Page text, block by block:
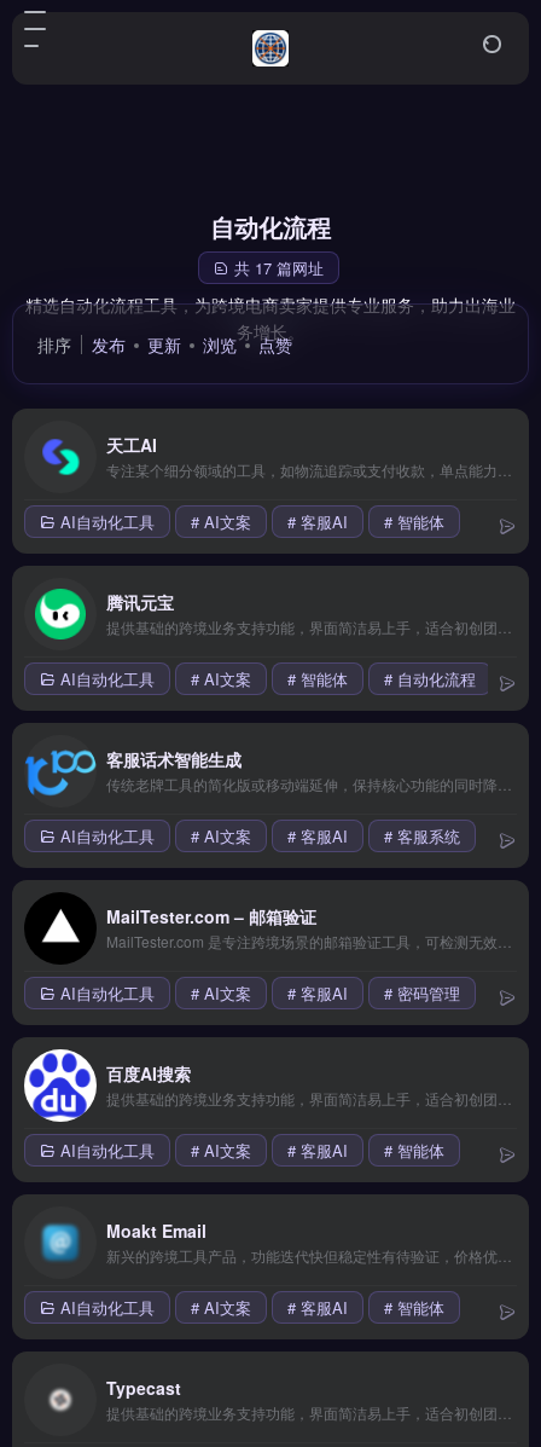
自动化流程
共 17 篇网址
精选自动化流程工具，为跨境电商卖家提供专业服务，助力出海业
务增长。
排序 发布 更新 浏览 点赞
天工AI
AI自动化工具 # AI文案 # 客服AI # 智能体
腾讯元宝
AI自动化工具 # AI文案 # 智能体 # 自动化流程
客服话术智能生成
AI自动化工具 # AI文案 # 客服AI # 客服系统
MailTester.com – 邮箱验证
AI自动化工具 # AI文案 # 客服AI # 密码管理
百度AI搜索
AI自动化工具 # AI文案 # 客服AI # 智能体
Moakt Email
AI自动化工具 # AI文案 # 客服AI # 智能体
Typecast